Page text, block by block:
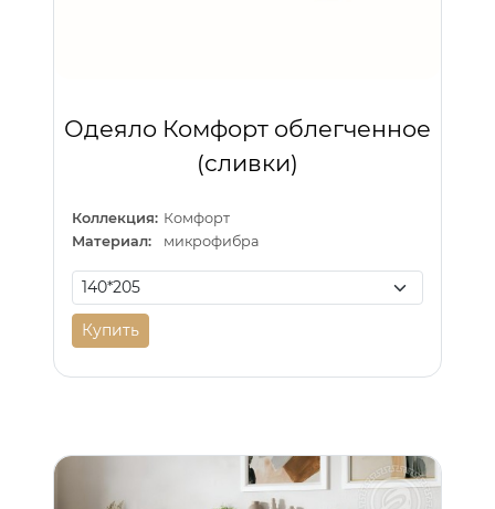
Одеяло Комфорт облегченное
(сливки)
Коллекция: Комфорт
Материал:
микрофибра
Купить